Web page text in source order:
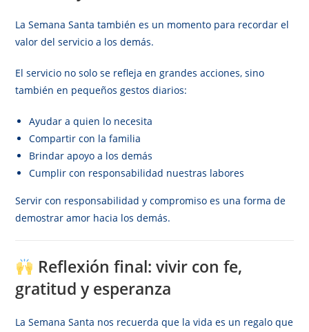
La Semana Santa también es un momento para recordar el
valor del servicio a los demás.
El servicio no solo se refleja en grandes acciones, sino
también en pequeños gestos diarios:
Ayudar a quien lo necesita
Compartir con la familia
Brindar apoyo a los demás
Cumplir con responsabilidad nuestras labores
Servir con responsabilidad y compromiso es una forma de
demostrar amor hacia los demás.
Reflexión final: vivir con fe,
gratitud y esperanza
La Semana Santa nos recuerda que la vida es un regalo que